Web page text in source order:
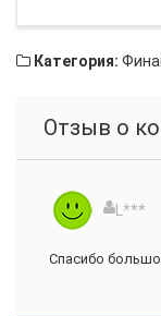
Категория:
Отзыв о
L***
Спасибо